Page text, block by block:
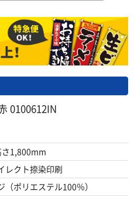
0100612IN
1,800mm
レクト捺染印刷
（ポリエステル100％）